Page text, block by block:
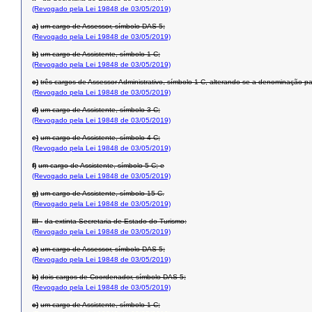
(Revogado pela Lei 19848 de 03/05/2019)
a) um cargo de Assessor, símbolo DAS-5;
(Revogado pela Lei 19848 de 03/05/2019)
b) um cargo de Assistente, símbolo 1-C;
(Revogado pela Lei 19848 de 03/05/2019)
c) três cargos de Assessor Administrativo, símbolo 1-C, alterando-se a denominação
(Revogado pela Lei 19848 de 03/05/2019)
d) um cargo de Assistente, símbolo 3-C;
(Revogado pela Lei 19848 de 03/05/2019)
e) um cargo de Assistente, símbolo 4-C;
(Revogado pela Lei 19848 de 03/05/2019)
f) um cargo de Assistente, símbolo 5-C; e
(Revogado pela Lei 19848 de 03/05/2019)
g) um cargo de Assistente, símbolo 15-C.
(Revogado pela Lei 19848 de 03/05/2019)
III - da extinta Secretaria de Estado do Turismo:
(Revogado pela Lei 19848 de 03/05/2019)
a) um cargo de Assessor, símbolo DAS-5;
(Revogado pela Lei 19848 de 03/05/2019)
b) dois cargos de Coordenador, símbolo DAS-5;
(Revogado pela Lei 19848 de 03/05/2019)
c) um cargo de Assistente, símbolo 1-C;